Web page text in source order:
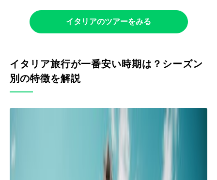
イタリアのツアーをみる
イタリア旅行が一番安い時期は？シーズン
別の特徴を解説